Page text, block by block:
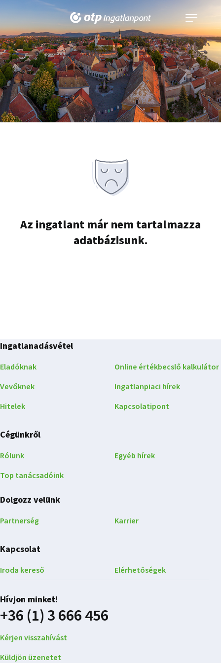
Navigáció
kinyitása
Az ingatlant már nem tartalmazza
adatbázisunk.
Ingatlanadásvétel
Eladóknak
Vevőknek
Hitelek
Online értékbecslő kalkulátor
Ingatlanpiaci hírek
Kapcsolatipont
Cégünkről
Rólunk
Top tanácsadóink
Egyéb hírek
Dolgozz velünk
Partnerség Karrier
Kapcsolat
Iroda kereső Elérhetőségek
Hívjon minket!
+36 (1) 3 666 456
Kérjen visszahívást
Küldjön üzenetet